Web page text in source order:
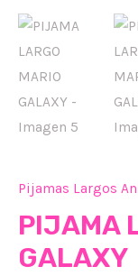
Pijamas Largos
PIJAMA
GALAXY